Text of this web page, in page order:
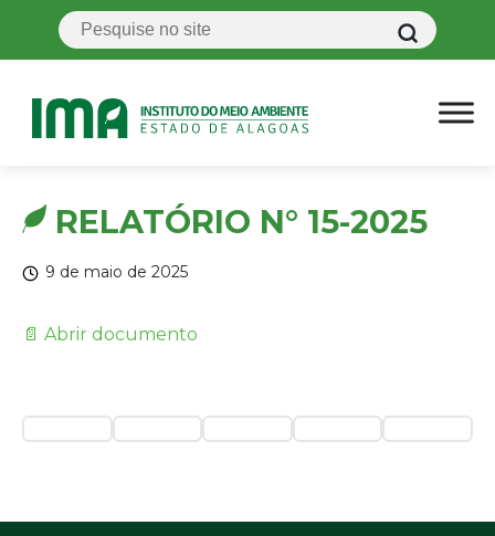
RELATÓRIO N° 15-2025
9 de maio de 2025
📄 Abrir documento